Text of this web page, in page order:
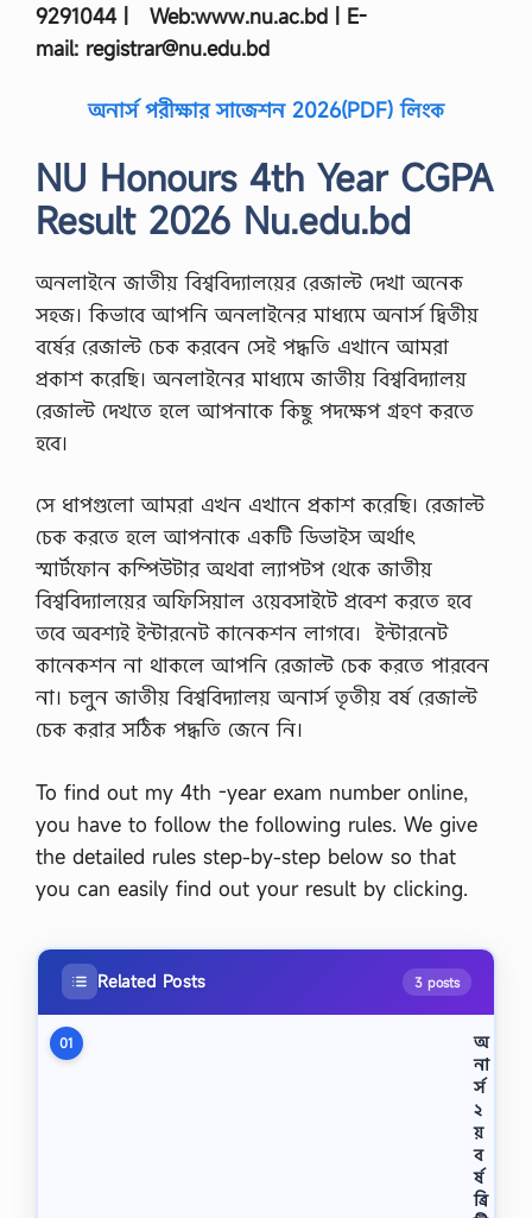
9291044 | Web:www.nu.ac.bd | E-
mail: registrar@nu.edu.bd
অনার্স পরীক্ষার সাজেশন 2026(PDF) লিংক
NU Honours 4th Year CGPA
Result 2026 Nu.edu.bd
অনলাইনে জাতীয় বিশ্ববিদ্যালয়ের রেজাল্ট দেখা অনেক
সহজ। কিভাবে আপনি অনলাইনের মাধ্যমে অনার্স দ্বিতীয়
বর্ষের রেজাল্ট চেক করবেন সেই পদ্ধতি এখানে আমরা
প্রকাশ করেছি। অনলাইনের মাধ্যমে জাতীয় বিশ্ববিদ্যালয়
রেজাল্ট দেখতে হলে আপনাকে কিছু পদক্ষেপ গ্রহণ করতে
হবে।
সে ধাপগুলো আমরা এখন এখানে প্রকাশ করেছি। রেজাল্ট
চেক করতে হলে আপনাকে একটি ডিভাইস অর্থাৎ
স্মার্টফোন কম্পিউটার অথবা ল্যাপটপ থেকে জাতীয়
বিশ্ববিদ্যালয়ের অফিসিয়াল ওয়েবসাইটে প্রবেশ করতে হবে
তবে অবশ্যই ইন্টারনেট কানেকশন লাগবে। ‌ ইন্টারনেট
কানেকশন না থাকলে আপনি রেজাল্ট চেক করতে পারবেন
না। চলুন জাতীয় বিশ্ববিদ্যালয় অনার্স তৃতীয় বর্ষ রেজাল্ট
চেক করার সঠিক পদ্ধতি জেনে নি।
To find out my 4th -year exam number online,
you have to follow the following rules. We give
the detailed rules step-by-step below so that
you can easily find out your result by clicking.
Related Posts 3 posts
01
অ
না
র্স
২
য়
ব
র্ষ
ব্রি